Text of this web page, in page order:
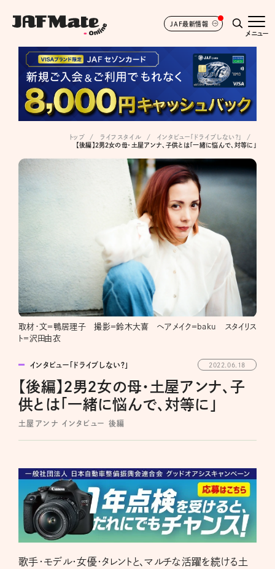
JAF最新情報
メニュー
トップ ライフスタイル
インタビュー「ドライブしない？」
【後編】２男２女の母・土屋アンナ、子供とは「一緒に悩んで、対等に」
取材・文＝鴨居理子 撮影＝鈴木大喜 ヘアメイク＝baku スタイリス
ト＝沢田由衣
インタビュー「ドライブしない？」 2022.06.18
【後編】２男２女の母・土屋アンナ、子
供とは「一緒に悩んで、対等に」
土屋アンナ インタビュー 後編
歌手・モデル・女優・タレントと、マルチな活躍を続ける土